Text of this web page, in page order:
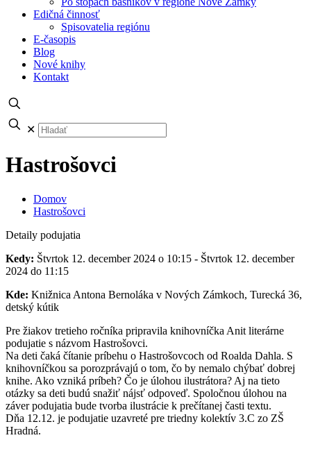
Edičná činnosť
Spisovatelia regiónu
E-časopis
Blog
Nové knihy
Kontakt
✕
Hastrošovci
Domov
Hastrošovci
Detaily podujatia
Kedy: Štvrtok 12. december 2024 o 10:15 - Štvrtok 12. december
2024 do 11:15
Kde: Knižnica Antona Bernoláka v Nových Zámkoch, Turecká 36,
detský kútik
Pre žiakov tretieho ročníka pripravila knihovníčka Anit literárne
podujatie s názvom Hastrošovci.
Na deti čaká čítanie príbehu o Hastrošovcoch od Roalda Dahla. S
knihovníčkou sa porozprávajú o tom, čo by nemalo chýbať dobrej
knihe. Ako vzniká príbeh? Čo je úlohou ilustrátora? Aj na tieto
otázky sa deti budú snažiť nájsť odpoveď. Spoločnou úlohou na
záver podujatia bude tvorba ilustrácie k prečítanej časti textu.
Dňa 12.12. je podujatie uzavreté pre triedny kolektív 3.C zo ZŠ
Hradná.